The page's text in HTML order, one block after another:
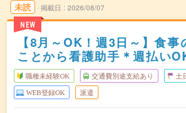
未読
NEW
掲載日 2026/08/07
【8月～OK！週3日～】食
ことから看護助手＊週払い
職種未経験OK 交通費別途支給あり 土
WEB登録OK 派遣